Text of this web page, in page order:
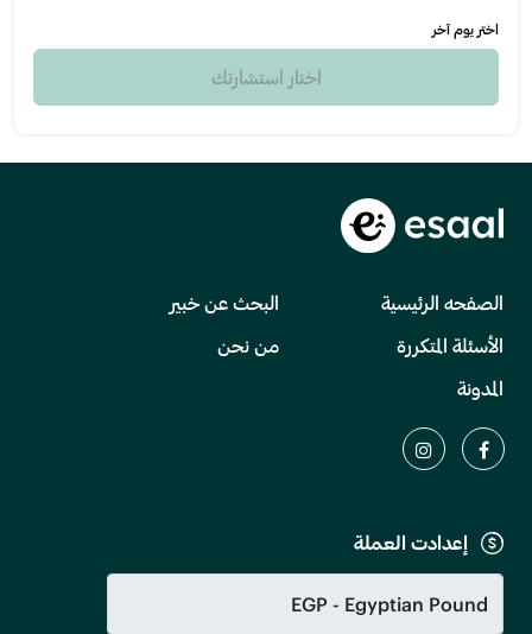
اختر يوم آخر
اختار استشارتك
الصفحه الرئيسية
البحث عن خبير
الأسئلة المتكررة
من نحن
المدونة
إعدادت العملة